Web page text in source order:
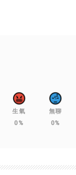
生氣
0%
無聊
0%